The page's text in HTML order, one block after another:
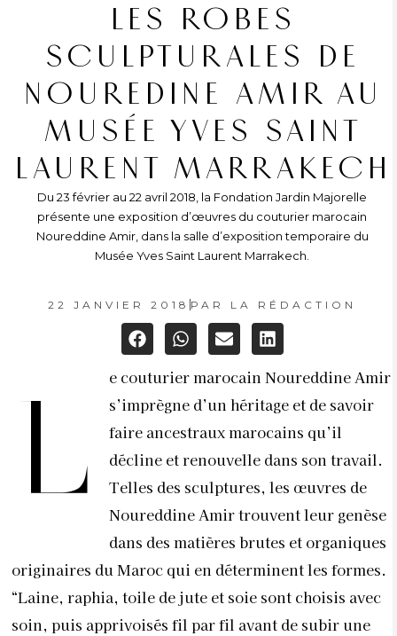
LES ROBES
SCULPTURALES DE
NOUREDINE AMIR AU
MUSÉE YVES SAINT
LAURENT MARRAKECH
Du 23 février au 22 avril 2018, la Fondation Jardin Majorelle
présente une exposition d’œuvres du couturier marocain
Noureddine Amir, dans la salle d’exposition temporaire du
Musée Yves Saint Laurent Marrakech.
22 JANVIER 2018 PAR LA RÉDACTION
L
e couturier marocain Noureddine Amir
s’imprègne d’un héritage et de savoir
faire ancestraux marocains qu’il
décline et renouvelle dans son travail.
Telles des sculptures, les œuvres de
Noureddine Amir trouvent leur genèse
dans des matières brutes et organiques
originaires du Maroc qui en déterminent les formes.
“Laine, raphia, toile de jute et soie sont choisis avec
soin, puis apprivoisés fil par fil avant de subir une